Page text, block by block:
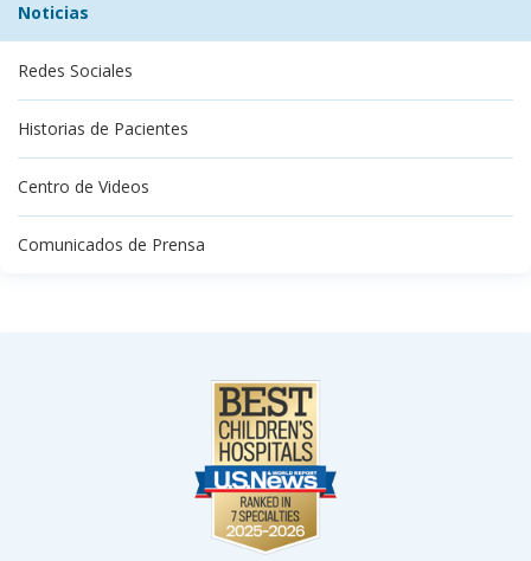
Noticias
Redes Sociales
Historias de Pacientes
Centro de Videos
Comunicados de Prensa